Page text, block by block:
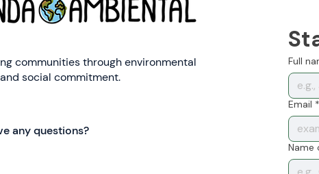
communities through environmental
social commitment.
any questions?
Full
Email *
Name